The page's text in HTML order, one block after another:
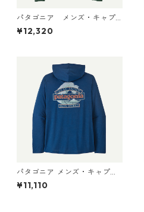
パタゴニア メンズ・キャプ
リーン・クール・サン・フー
ディ 44800 日本正規品
¥12,320
パタゴニア メンズ・キャプリ
ーン・クール・デイリー・フ
ーディ（グレート・ウェーブ
¥11,110